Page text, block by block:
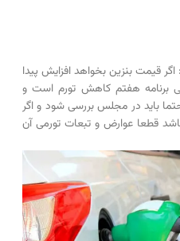
قیمت بنزین بخواهد افزایش پیدا
برنامه هفتم کاهش تورم است و
باید در مجلس بررسی شود و اگر
قطعا عوارض و تبعات تورمی آن